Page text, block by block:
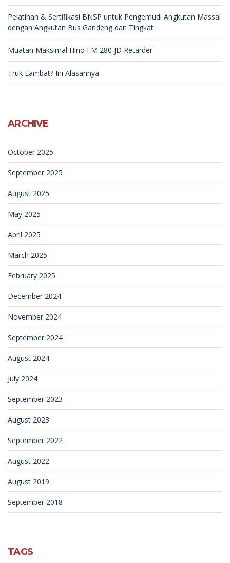
Pelatihan & Sertifikasi BNSP untuk Pengemudi Angkutan Massal
dengan Angkutan Bus Gandeng dan Tingkat
Muatan Maksimal Hino FM 280 JD Retarder
Truk Lambat? Ini Alasannya
ARCHIVE
October 2025
September 2025
August 2025
May 2025
April 2025
March 2025
February 2025
December 2024
November 2024
September 2024
August 2024
July 2024
September 2023
August 2023
September 2022
August 2022
August 2019
September 2018
TAGS